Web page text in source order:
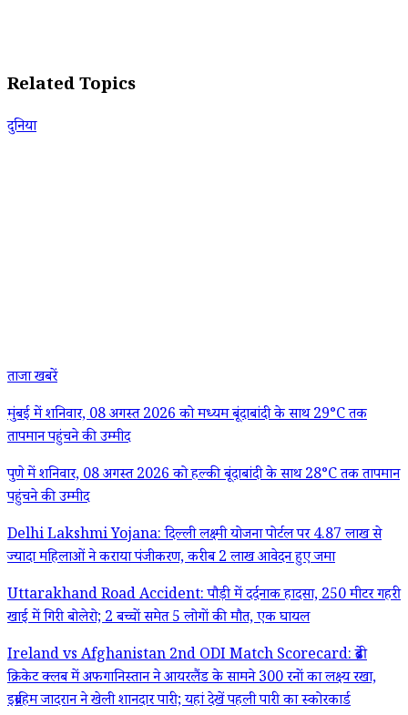
Related Topics
दुनिया
ताजा खबरें
मुंबई में शनिवार, 08 अगस्त 2026 को मध्यम बूंदाबांदी के साथ 29°C तक
तापमान पहुंचने की उम्मीद
पुणे में शनिवार, 08 अगस्त 2026 को हल्की बूंदाबांदी के साथ 28°C तक तापमान
पहुंचने की उम्मीद
Delhi Lakshmi Yojana: दिल्ली लक्ष्मी योजना पोर्टल पर 4.87 लाख से
ज्यादा महिलाओं ने कराया पंजीकरण, करीब 2 लाख आवेदन हुए जमा
Uttarakhand Road Accident: पौड़ी में दर्दनाक हादसा, 250 मीटर गहरी
खाई में गिरी बोलेरो; 2 बच्चों समेत 5 लोगों की मौत, एक घायल
Ireland vs Afghanistan 2nd ODI Match Scorecard: ब्रेडी
क्रिकेट क्लब में अफगानिस्तान ने आयरलैंड के सामने 300 रनों का लक्ष्य रखा,
इब्राहिम जादरान ने खेली शानदार पारी; यहां देखें पहली पारी का स्कोरकार्ड